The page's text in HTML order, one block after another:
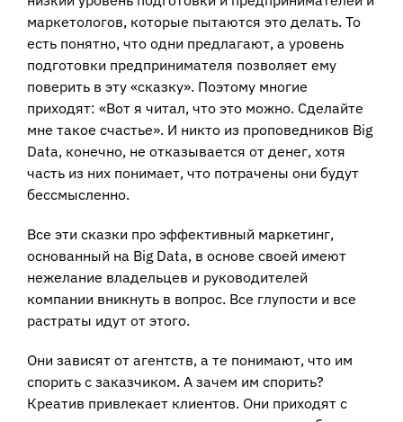
маркетологов, которые пытаются это делать. То
есть понятно, что одни предлагают, а уровень
подготовки предпринимателя позволяет ему
поверить в эту «сказку». Поэтому многие
приходят: «Вот я читал, что это можно. Сделайте
мне такое счастье». И никто из проповедников Big
Data, конечно, не отказывается от денег, хотя
часть из них понимает, что потрачены они будут
бессмысленно.
Все эти сказки про эффективный маркетинг,
основанный на Big Data, в основе своей имеют
нежелание владельцев и руководителей
компании вникнуть в вопрос. Все глупости и все
растраты идут от этого.
Они зависят от агентств, а те понимают, что им
спорить с заказчиком. А зачем им спорить?
Креатив привлекает клиентов. Они приходят с